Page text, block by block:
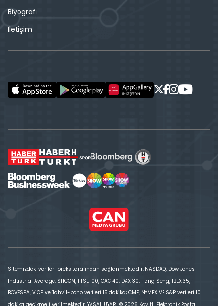
Biyografi
İletişim
Sitemizdeki veriler Foreks tarafından sağlanmaktadır. NASDAQ, Dow Jones
Industrial Average, SHCOM, FTSE 100, CAC 40, DAX 30, Hang Seng, IBEX 35,
BOVESPA, VİOP ve Tahvil-bono verileri 15 dakika; CME, NYMEX VE S&P verileri 10
dakika gecikmeli verilmektedir. YASAL UYARI © 2026 Kayıtlı Elektronik Posta